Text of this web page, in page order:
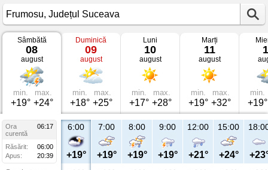
Vremea
Frumosu
Județul
Suceava
Sâmbătă
08
august
min.
+19°
max.
+24°
Duminică
09
august
min.
+18°
max.
+25°
Luni
10
august
min.
+17°
max.
+28°
Marți
11
august
min.
+19°
max.
+32°
min.
+19°
Ora
06:17
curentă
Răsărit:
06:00
Apus:
20:39
6:00
+19°
7:00
+19°
8:00
+19°
9:00
+19°
12:00
+21°
15:00
+24°